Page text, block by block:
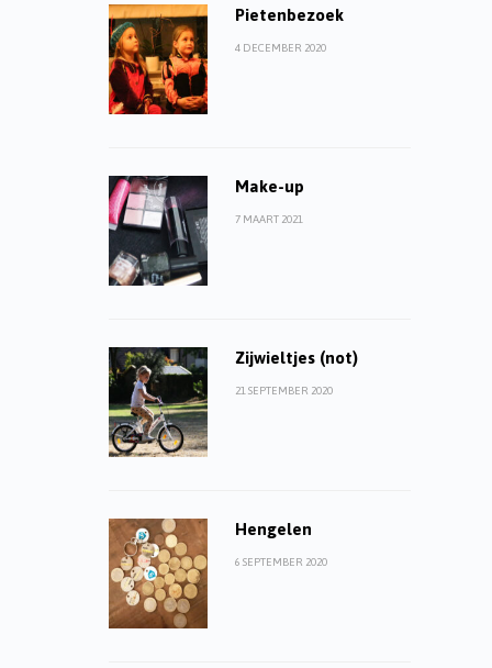
Pietenbezoek
4 DECEMBER 2020
Make-up
7 MAART 2021
Zijwieltjes (not)
21 SEPTEMBER 2020
Hengelen
6 SEPTEMBER 2020